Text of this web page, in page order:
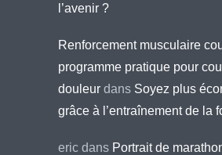
l’avenir ?
Renforcement musculaire
programme pratique pour
douleur dans Soyez plus
grâce à l’entraînement de la
eric dans Portrait de